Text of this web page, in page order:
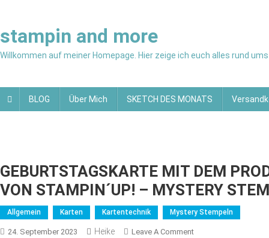
content
stampin and more
Willkommen auf meiner Homepage. Hier zeige ich euch alles rund
BLOG Über Mich SKETCH DES MONATS
GEBURTSTAGSKARTE MIT DEM
VON STAMPIN´UP! – MYSTERY
Allgemein Karten Kartentechnik Mystery Stempeln
24. September 2023 Heike Leave A CommentOn